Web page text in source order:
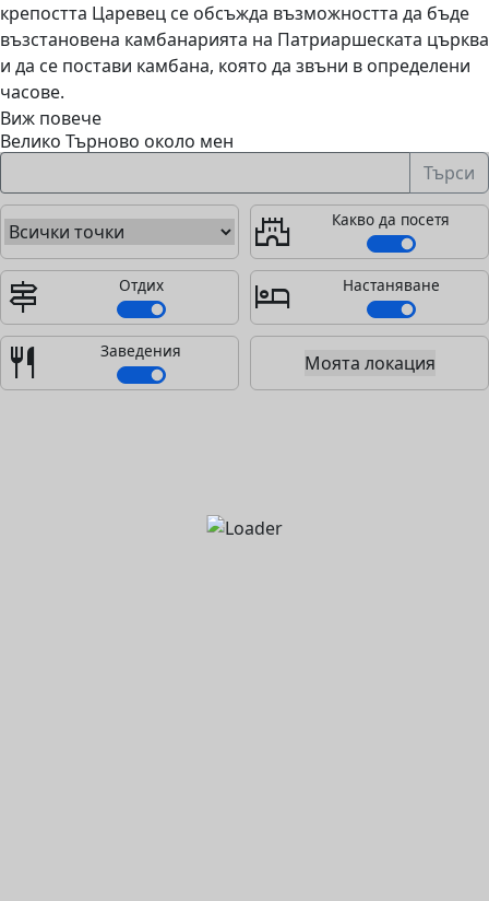
крепостта Царевец се обсъжда възможността да бъде
възстановена камбанарията на Патриаршеската църква
и да се постави камбана, която да звъни в определени
часове.
Виж повече
Велико Търново около мен
Търси
castle Какво да посетя
signpost Отдих hotel Настаняване
restaurant Заведения
Моята локация